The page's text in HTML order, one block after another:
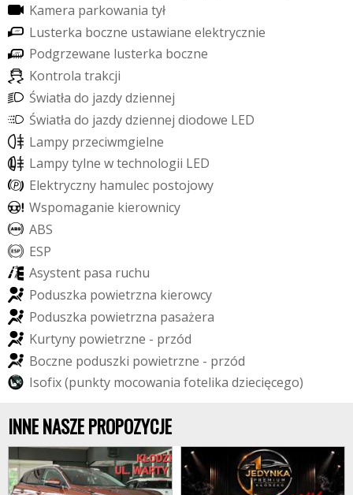
Kamera parkowania tył
Lusterka boczne ustawiane elektrycznie
Podgrzewane lusterka boczne
Kontrola trakcji
Światła do jazdydziennej
Światła do jazdydziennej diodowe LED
Lampy przeciwmgielne
Lampytylne wtechnologii LED
Elektryczny hamulec postojowy
Wspomaganie kierownicy
ABS
ESP
Asystent pasa ruchu
Poduszka powietrzna kierowcy
Poduszka powietrzna pasażera
Kurtyny powietrzne - przód
Boczne poduszki powietrzne - przód
Isofix(punkty mocowania fotelika dziecięcego)
INNE NASZE PROPOZYCJE